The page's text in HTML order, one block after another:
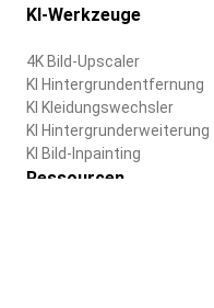
KI-Werkzeuge
4K Bild-Upscaler
KI Hintergrundentfernung
KI Kleidungswechsler
KI Hintergrunderweiterung
KI Bild-Inpainting
Ressourcen